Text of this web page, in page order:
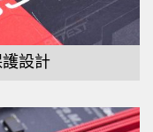
設計